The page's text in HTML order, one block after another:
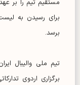
مستقیم تیم را بر
برای رسیدن به
برسد.
تیم ملی والیبال
برگزاری اردوی